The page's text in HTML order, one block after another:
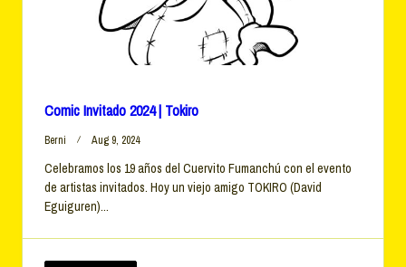
Comic Invitado 2024 | Tokiro
Berni Aug 9, 2024
Celebramos los 19 años del Cuervito Fumanchú con el evento
de artistas invitados. Hoy un viejo amigo TOKIRO (David
Eguiguren)...